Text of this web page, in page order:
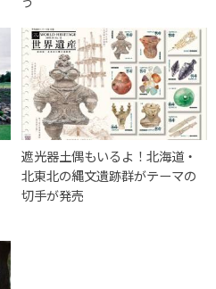
遮光器土偶もいるよ！北海道・
北東北の縄文遺跡群がテーマの
切手が発売